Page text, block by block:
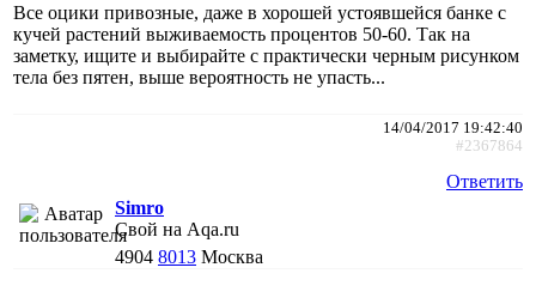
Все оцики привозные, даже в хорошей устоявшейся банке с
кучей растений выживаемость процентов 50-60. Так на
заметку, ищите и выбирайте с практически черным рисунком
тела без пятен, выше вероятность не упасть...
14/04/2017 19:42:40
#2367864
Ответить
Simro
Свой на Aqa.ru
4904 8013 Москва